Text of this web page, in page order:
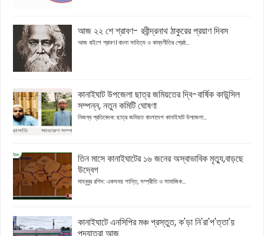
আজ ২২ শে শ্রাবণ- রবীন্দ্রনাথ ঠাকুরের প্রয়াণ দিবস
আজ বাইশে শ্রাবণ। বাংলা সাহিত্য ও কাব্যগীতির শ্রেষ্ঠ...
কানাইঘাট উপজেলা ছাত্র জমিয়তের দ্বি-বার্ষিক কাউন্সিল
সম্পন্ন, নতুন কমিটি ঘোষণা
নিজস্ব প্রতিবেদক: ছাত্র জমিয়ত বাংলাদেশ কানাইঘাট উপজেলা...
তিন মাসে কানাইঘাটের ১৬ জনের অস্বাভাবিক মৃত্যু,বাড়ছে
উদ্বেগ
মাহবুবুর রশিদ: একসময় শান্তি, সম্প্রীতি ও সামাজিক...
কানাইঘাটে এনসিপির মঞ্চ প্রস্তুত, ক'ড়া নি'রা'প'ত্তা'য়
পদযাত্রা আজ